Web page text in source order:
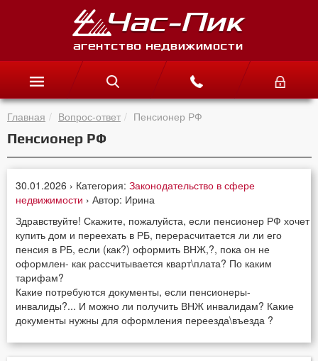
Главная Вопрос-ответ Пенсионер РФ
Пенсионер РФ
30.01.2026 › Категория:Законодательство в сфере
недвижимости › Автор: Ирина
Здравствуйте! Скажите, пожалуйста, если пенсионер РФ хочет
купить дом и переехать в РБ, перерасчитается ли ли его
пенсия в РБ, если (как?) оформить ВНЖ,?, пока он не
оформлен- как рассчитывается кварт\плата? По каким
тарифам?
Какие потребуются документы, если пенсионеры-
инвалиды?... И можно ли получить ВНЖ инвалидам? Какие
документы нужны для оформления переезда\въезда ?